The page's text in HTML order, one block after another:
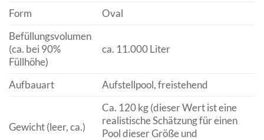
Form
Oval
Befüllungsvolumen
(ca. bei 90%
Füllhöhe)
ca. 11.000 Liter
Aufbauart Aufstellpool, freistehend
Gewicht (leer, ca.)
Ca. 120 kg (dieser Wert ist eine
realistische Schätzung für einen
Pool dieser Größe und